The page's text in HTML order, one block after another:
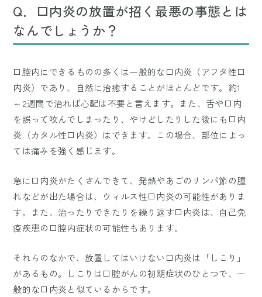
Q．口内炎の放置が招く最悪の事態とは
なんでしょうか？
口腔内にできるものの多くは一般的な口内炎（アフタ性口
内炎）であり、自然に治癒することがほとんどです。約1
～2週間で治れば心配は不要と言えます。また、舌や口内
を誤って咬んでしまったり、やけどしたりした後にも口内
炎（カタル性口内炎）はできます。この場合、部位によっ
ては痛みを強く感じます。
急に口内炎がたくさんできて、発熱やあごのリンパ節の腫
れなどが出た場合は、ウィルス性口内炎の可能性がありま
す。また、治ったりできたりを繰り返す口内炎は、自己免
疫疾患の口腔内症状の可能性もあります。
それらのなかで、放置してはいけない口内炎は「しこり」
があるもの。しこりは口腔がんの初期症状のひとつで、一
般的な口内炎と似ているからです。